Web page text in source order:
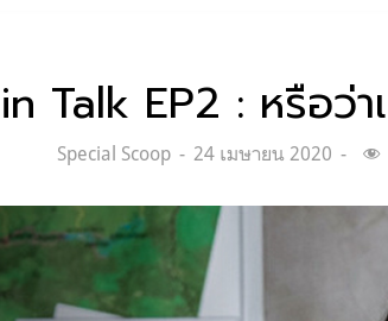
Talk EP2 : หรือว่า
Categories:
Special Scoop
Posted
24 เมษายน 2020